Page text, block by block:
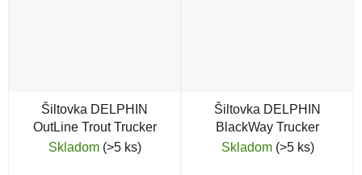
Šiltovka DELPHIN
OutLine Trout Trucker
Skladom (>5 ks)
Šiltovka DELPHIN
BlackWay Trucker
Skladom (>5 ks)